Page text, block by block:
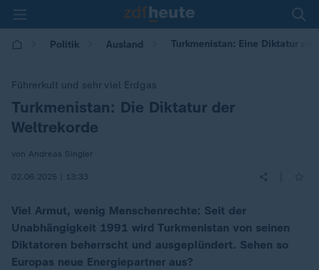
Politik Ausland Turkmenistan: Eine Diktatur
Führerkult und sehr viel Erdgas
:
Turkmenistan: Die Diktatur der
Weltrekorde
von Andreas Singler
02.06.2025 | 13:33
Viel Armut, wenig Menschenrechte: Seit der
Unabhängigkeit 1991 wird Turkmenistan von seinen
Diktatoren beherrscht und ausgeplündert. Sehen so
Europas neue Energiepartner aus?